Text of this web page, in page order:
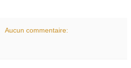
Aucun commentaire: